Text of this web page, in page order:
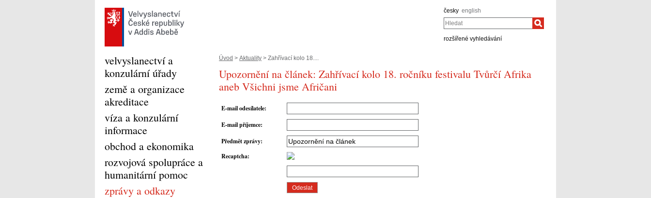
česky english
Hledat
rozšířené vyhledávání
Úvod > Aktuality > Zahřívací kolo 18....
Upozornění na článek: Zahřívací kolo 18. ročníku festivalu Tvůrčí Afrika
aneb Všichni jsme Afričani
E-mail odesílatele:
E-mail příjemce:
Předmět zprávy:
Recaptcha:
velvyslanectví a
konzulární úřady
země a organizace
akreditace
víza a konzulární
informace
obchod a ekonomika
rozvojová spolupráce a
humanitární pomoc
zprávy a odkazy